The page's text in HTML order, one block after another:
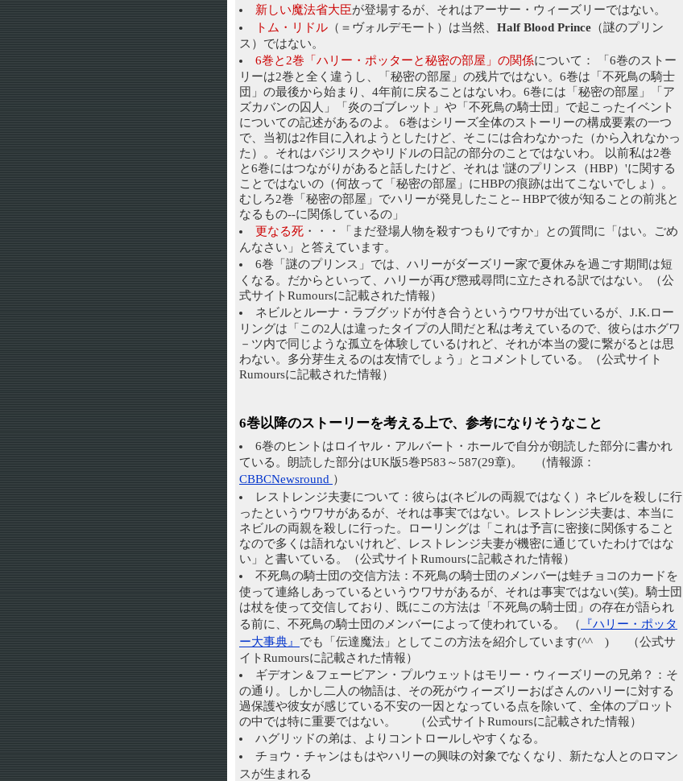
新しい魔法省大臣が登場するが、それはアーサー・ウィーズリーではない。
トム・リドル （＝ヴォルデモート）は当然、 Half Blood Prince （謎のプリン
ス）ではない。
6巻と2巻「ハリー・ポッターと秘密の部屋」の関係について： 「6巻のストー
リーは2巻と全く違うし、「秘密の部屋」の残片ではない。6巻は「不死鳥の騎士
団」の最後から始まり、4年前に戻ることはないわ。6巻には「秘密の部屋」「ア
ズカバンの囚人」「炎のゴブレット」や「不死鳥の騎士団」で起こったイベント
についての記述があるのよ。 6巻はシリーズ全体のストーリーの構成要素の一つ
で、当初は2作目に入れようとしたけど、そこには合わなかった（から入れなかっ
た）。それはバジリスクやリドルの日記の部分のことではないわ。 以前私は2巻
と6巻にはつながりがあると話したけど、それは '謎のプリンス（HBP）'に関する
ことではないの（何故って「秘密の部屋」にHBPの痕跡は出てこないでしょ）。
むしろ2巻「秘密の部屋」でハリーが発見したこと-- HBPで彼が知ることの前兆と
なるもの--に関係しているの」
更なる死 ・・・「まだ登場人物を殺すつもりですか」との質問に「はい。ごめ
んなさい」と答えています。
6巻「謎のプリンス」では、ハリーがダーズリー家で夏休みを過ごす期間は短
くなる。だからといって、ハリーが再び懲戒尋問に立たされる訳ではない。（公
式サイトRumoursに記載された情報）
ネビルとルーナ・ラブグッドが付き合うというウワサが出ているが、J.K.ロー
リングは「この2人は違ったタイプの人間だと私は考えているので、彼らはホグワ
－ツ内で同じような孤立を体験しているけれど、それが本当の愛に繋がるとは思
わない。多分芽生えるのは友情でしょう」とコメントしている。（公式サイト
Rumoursに記載された情報）
6巻以降のストーリーを考える上で、参考になりそうなこと
6巻のヒントはロイヤル・アルバート・ホールで自分が朗読した部分に書かれ
ている。朗読した部分はUK版5巻P583～587(29章)。 （情報源：
CBBCNewsround ）
レストレンジ夫妻について：彼らは(ネビルの両親ではなく）ネビルを殺しに行
ったというウワサがあるが、それは事実ではない。レストレンジ夫妻は、本当に
ネビルの両親を殺しに行った。ローリングは「これは予言に密接に関係すること
なので多くは語れないけれど、レストレンジ夫妻が機密に通じていたわけではな
い」と書いている。（公式サイトRumoursに記載された情報）
不死鳥の騎士団の交信方法：不死鳥の騎士団のメンバーは蛙チョコのカードを
使って連絡しあっているというウワサがあるが、それは事実ではない(笑)。騎士団
は杖を使って交信しており、既にこの方法は「不死鳥の騎士団」の存在が語られ
る前に、不死鳥の騎士団のメンバーによって使われている。 （
『ハリー・ポッタ
ー大事典』 でも「伝達魔法」としてこの方法を紹介しています(^^ゞ) （公式サ
イトRumoursに記載された情報）
ギデオン＆フェービアン・プルウェットはモリー・ウィーズリーの兄弟？：そ
の通り。しかし二人の物語は、その死がウィーズリーおばさんのハリーに対する
過保護や彼女が感じている不安の一因となっている点を除いて、全体のプロット
の中では特に重要ではない。 （公式サイトRumoursに記載された情報）
ハグリッドの弟は、よりコントロールしやすくなる。
チョウ・チャンはもはやハリーの興味の対象でなくなり、新たな人とのロマン
スが生まれる